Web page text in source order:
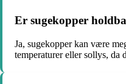
Er sugekopper
Ja, sugekopper kan være
temperaturer eller sollys, da